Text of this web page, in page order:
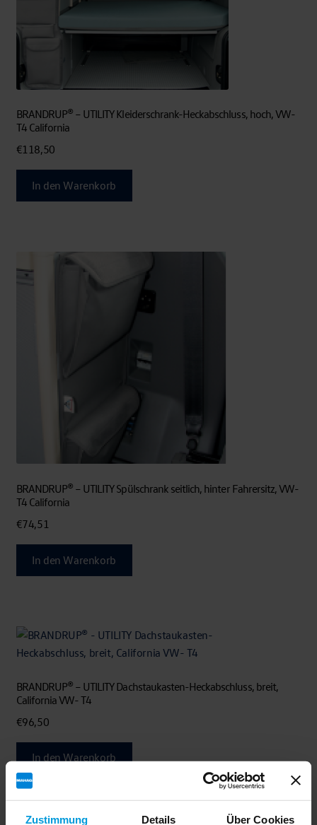
Zustimmung Details Über Cookies
BRANDRUP® – UTILITY Kleiderschrank-Heckabschluss, hoch, VW-
T4 California
€118,50
In den Warenkorb
BRANDRUP® – UTILITY Spülschrank seitlich, hinter Fahrersitz, VW-
T4 California
€74,51
In den Warenkorb
BRANDRUP® – UTILITY Dachstaukasten-Heckabschluss, breit,
California VW- T4
€96,50
In den Warenkorb